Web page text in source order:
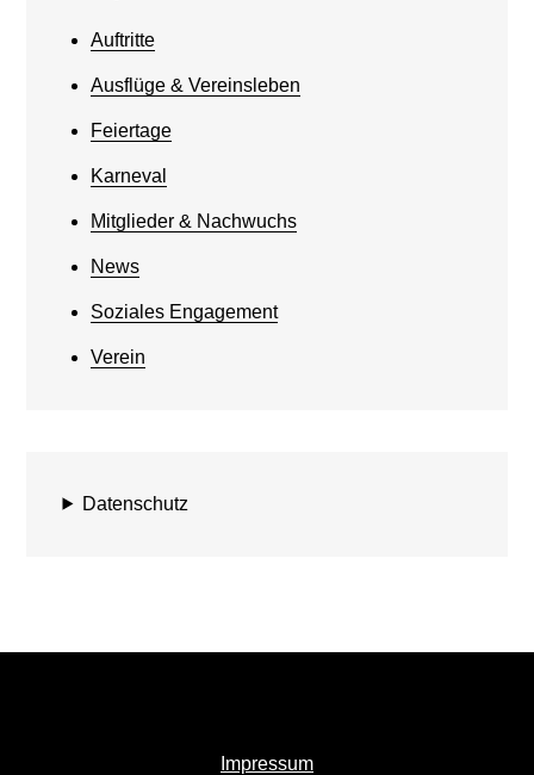
Auftritte
Ausflüge & Vereinsleben
Feiertage
Karneval
Mitglieder & Nachwuchs
News
Soziales Engagement
Verein
Datenschutz
Impressum